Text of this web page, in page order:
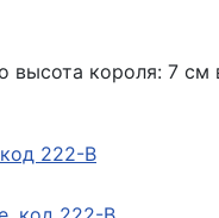
высота короля: 7
222-B